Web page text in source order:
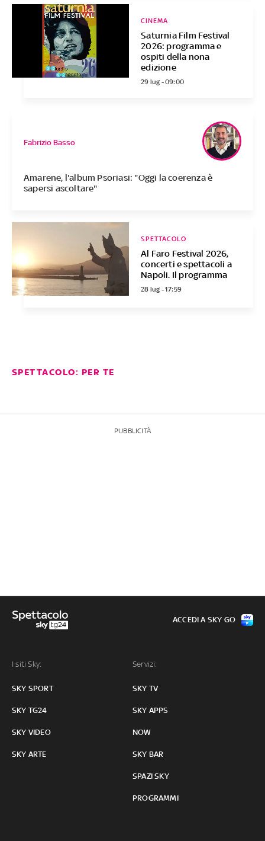
Saturnia Film Festival
2026: programma e
ospiti della nona
edizione
CINEMA
29 lug - 09:00
Amarene, l'album Psoriasi: "Oggi la coerenza è
sapersi ascoltare"
Fabrizio Basso
Al Faro Festival 2026,
concerti e spettacoli a
Napoli. Il programma
SPETTACOLO
28 lug - 17:59
SPETTACOLO: PER TE
PUBBLICITÀ
I siti Sky:
SKY SPORT
SKY TG24
SKY VIDEO
SKY ARTE
Servizi:
SKY TV
SKY APPS
NOW
SKY BAR
SPAZI SKY
PROGRAMMI
ACCEDI A SKY GO